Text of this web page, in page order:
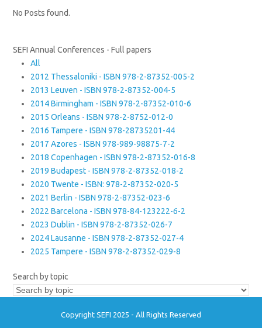
No Posts found.
SEFI Annual Conferences - Full papers
All
2012 Thessaloniki - ISBN 978-2-87352-005-2
2013 Leuven - ISBN 978-2-87352-004-5
2014 Birmingham - ISBN 978-2-87352-010-6
2015 Orleans - ISBN 978-2-8752-012-0
2016 Tampere - ISBN 978-28735201-44
2017 Azores - ISBN 978-989-98875-7-2
2018 Copenhagen - ISBN 978-2-87352-016-8
2019 Budapest - ISBN 978-2-87352-018-2
2020 Twente - ISBN: 978-2-87352-020-5
2021 Berlin - ISBN 978-2-87352-023-6
2022 Barcelona - ISBN 978-84-123222-6-2
2023 Dublin - ISBN 978-2-87352-026-7
2024 Lausanne - ISBN 978-2-87352-027-4
2025 Tampere - ISBN 978-2-87352-029-8
Search by topic
Copyright SEFI 2025 - All Rights Reserved